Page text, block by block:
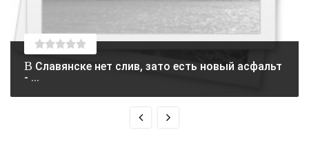
В Славянске нет слив, зато есть новый асфальт
- ...